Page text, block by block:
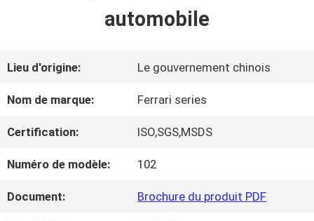
VISITE
D'USINE
automobile
Lieu d'origine: Le gouvernement chinois
Nom de marque: Ferrari series
Certification: ISO,SGS,MSDS
Numéro de modèle: 102
Document: Brochure du produit PDF